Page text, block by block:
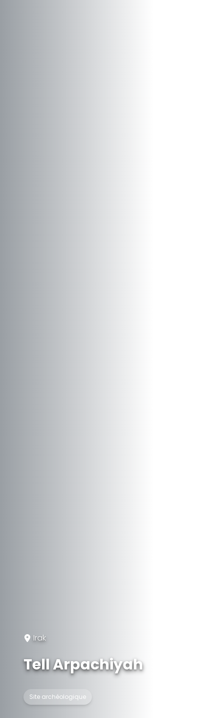
Irak
Tell Arpachiyah
Site archéologique